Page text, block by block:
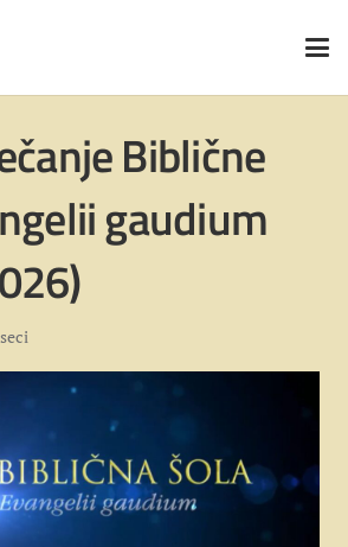
Biblične
gaudium